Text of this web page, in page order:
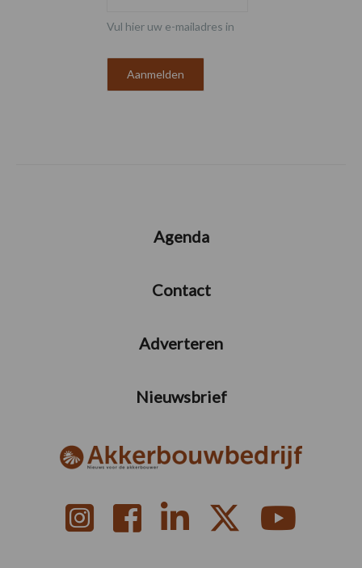
Vul hier uw e-mailadres in
Agenda
Contact
Adverteren
Nieuwsbrief